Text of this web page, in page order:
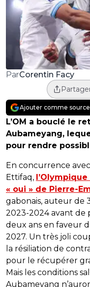
ParCorentin Facy
Ajouter comme
L’OM a bouclé le
Aubameyang,
pour rendre
En concurrence
Ettifaq,
« oui » de Pierre-
gabonais, auteur de
2023-2024 avant de
deux ans en faveur
2027. Un très joli
la résiliation de
pour le récupérer
Mais les conditions
Aubameyang